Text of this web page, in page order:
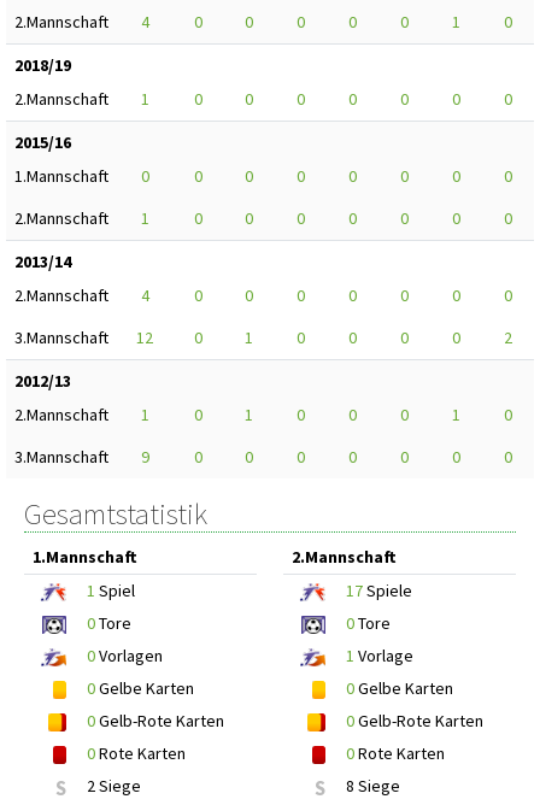
2.Mannschaft
4 0 0 0 0 0 1
0
2018/19
2.Mannschaft
1 0 0 0 0 0 0
0
2015/16
1.Mannschaft
0 0 0 0 0 0 0
0
2.Mannschaft
1 0 0 0 0 0 0
0
2013/14
2.Mannschaft
4 0 0 0 0 0 0
0
3.Mannschaft
12 0 1 0 0 0 0
2
2012/13
2.Mannschaft
1 0 1 0 0 0 1
0
3.Mannschaft
9 0 0 0 0 0 0 0
Gesamtstatistik
1.Mannschaft
1 Spiel
0Tore
0Vorlagen
0Gelbe Karten
0Gelb-Rote Karten
0Rote Karten
S 2 Siege
2.Mannschaft
17Spiele
0Tore
1 Vorlage
0Gelbe Karten
0Gelb-Rote Karten
0Rote Karten
S 8 Siege